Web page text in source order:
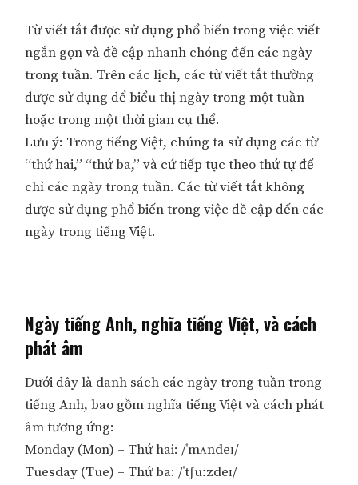
Từ viết tắt được sử dụng phổ biến trong việc viết
ngắn gọn và đề cập nhanh chóng đến các ngày
trong tuần. Trên các lịch, các từ viết tắt thường
được sử dụng để biểu thị ngày trong một tuần
hoặc trong một thời gian cụ thể.
Lưu ý: Trong tiếng Việt, chúng ta sử dụng các từ
“thứ hai,” “thứ ba,” và cứ tiếp tục theo thứ tự để
chỉ các ngày trong tuần. Các từ viết tắt không
được sử dụng phổ biến trong việc đề cập đến các
ngày trong tiếng Việt.
Ngày tiếng Anh, nghĩa tiếng Việt, và cách
phát âm
Dưới đây là danh sách các ngày trong tuần trong
tiếng Anh, bao gồm nghĩa tiếng Việt và cách phát
âm tương ứng:
Monday (Mon) – Thứ hai: /ˈmʌndeɪ/
Tuesday (Tue) – Thứ ba: /ˈtʃuːzdeɪ/